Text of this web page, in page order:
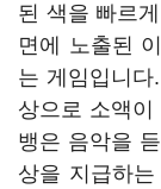
된 색을 빠르
면에 노출된
는 게임입니
상으로 소액
뱅은 음악을
상을 지급하